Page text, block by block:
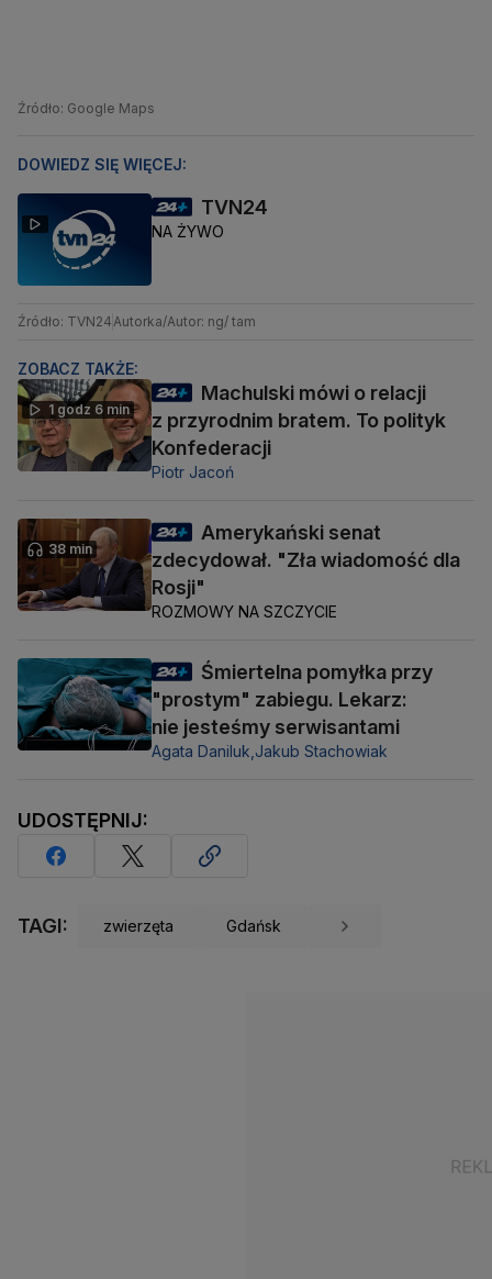
Źródło: Google Maps
DOWIEDZ SIĘ WIĘCEJ:
TVN24
NA ŻYWO
Źródło: TVN24 Autorka/Autor: ng/ tam
ZOBACZ TAKŻE:
1 godz 6 min
Machulski mówi o relacji
z przyrodnim bratem. To polityk
Konfederacji
Piotr Jacoń
38 min
Amerykański senat
zdecydował. "Zła wiadomość dla
Rosji"
ROZMOWY NA SZCZYCIE
Śmiertelna pomyłka przy
"prostym" zabiegu. Lekarz:
nie jesteśmy serwisantami
Agata Daniluk, Jakub Stachowiak
UDOSTĘPNIJ:
TAGI: zwierzęta Gdańsk